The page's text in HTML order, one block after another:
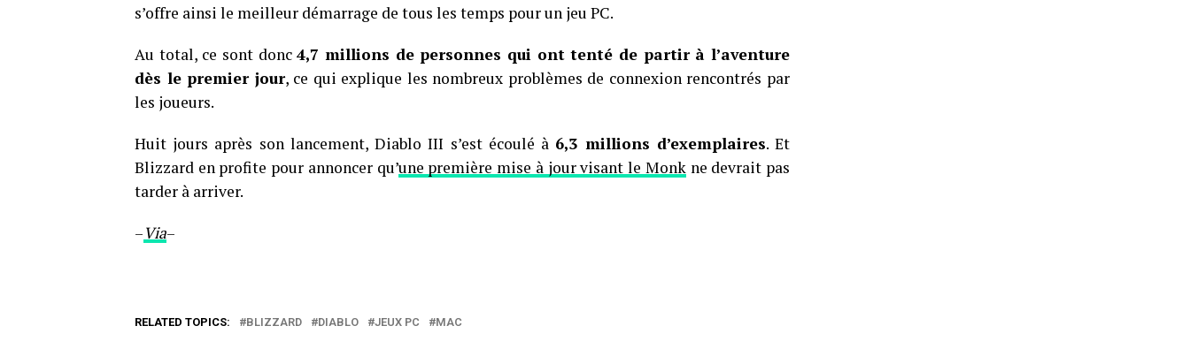
s’offre ainsi le meilleur démarrage de tous les temps pour un jeu PC.
Au total, ce sont donc4,7 millions de personnes qui ont tenté de partir à l’aventure
dès le premier jour, ce qui explique les nombreux problèmes de connexion rencontrés par
les joueurs.
Huit jours après son lancement, Diablo III s’est écoulé à 6,3 millions d’exemplaires. Et
Blizzard en profite pour annoncer qu’une première mise à jour visant le Monkne devrait pas
tarder à arriver.
–Via–
RELATED TOPICS: BLIZZARD DIABLO JEUX PC MAC